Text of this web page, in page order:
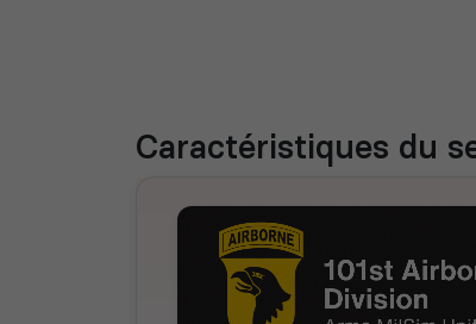
Caractéristiques du